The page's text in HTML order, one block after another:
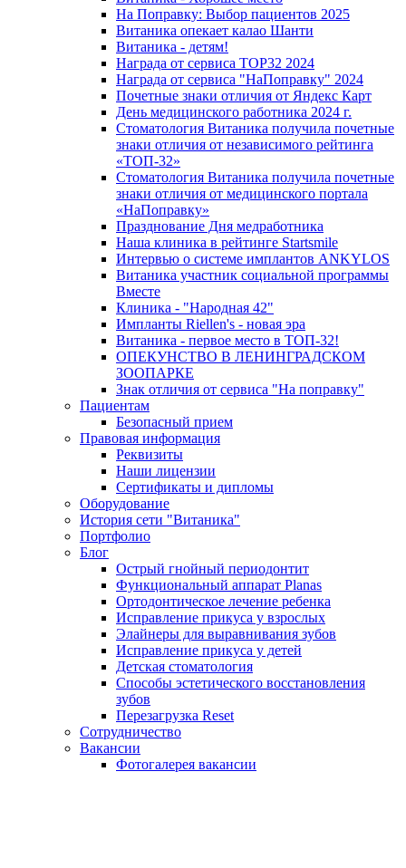
На Поправку: Выбор пациентов 2025
Витаника опекает калао Шанти
Витаника - детям!
Награда от сервиса TOP32 2024
Награда от сервиса "НаПоправку" 2024
Почетные знаки отличия от Яндекс Карт
День медицинского работника 2024 г.
Стоматология Витаника получила почетные
знаки отличия от независимого рейтинга
«ТОП-32»
Стоматология Витаника получила почетные
знаки отличия от медицинского портала
«НаПоправку»
Празднование Дня медработника
Наша клиника в рейтинге Startsmile
Интервью о системе имплантов ANKYLOS
Витаника участник социальной программы
Вместе
Клиника - "Народная 42"
Импланты Riellen's - новая эра
Витаника - первое место в ТОП-32!
ОПЕКУНСТВО В ЛЕНИНГРАДСКОМ
ЗООПАРКЕ
Знак отличия от сервиса "На поправку"
Пациентам
Безопасный прием
Правовая информация
Реквизиты
Наши лицензии
Сертификаты и дипломы
Оборудование
История сети "Витаника"
Портфолио
Блог
Острый гнойный периодонтит
Функциональный аппарат Planas
Ортодонтическое лечение ребенка
Исправление прикуса у взрослых
Элайнеры для выравнивания зубов
Исправление прикуса у детей
Детская стоматология
Способы эстетического восстановления
зубов
Перезагрузка Reset
Сотрудничество
Вакансии
Фотогалерея вакансии